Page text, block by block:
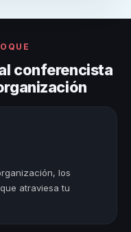
conferencista
los
atraviesa tu